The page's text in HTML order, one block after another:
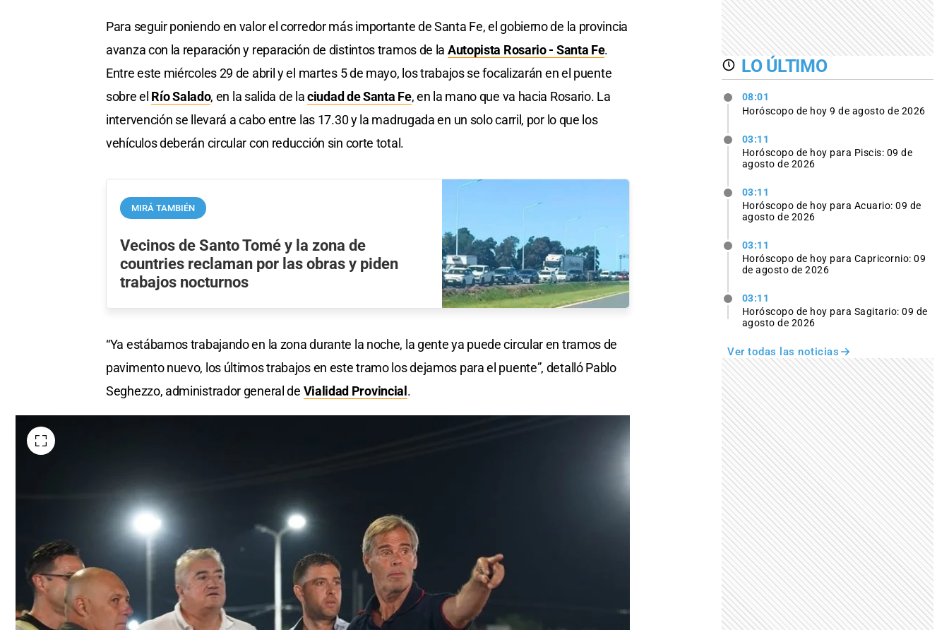
Para seguir poniendo en valor el corredor más importante de Santa Fe, el gobierno de la provincia
avanza con la reparación y reparación de distintos tramos de la Autopista Rosario - Santa Fe.
Entre este miércoles 29 de abril y el martes 5 de mayo, los trabajos se focalizarán en el puente
sobre el Río Salado, en la salida de laciudad de Santa Fe, en la mano que va hacia Rosario. La
intervención se llevará a cabo entre las 17.30 y la madrugada en un solo carril, por lo que los
vehículos deberán circular con reducción sin corte total.
MIRÁ TAMBIÉN
Vecinos de Santo Tomé y la zona de
countries reclaman por las obras y piden
trabajos nocturnos
“Ya estábamos trabajando en la zona durante la noche, la gente ya puede circular en tramos de
pavimento nuevo, los últimos trabajos en este tramo los dejamos para el puente”, detalló Pablo
Seghezzo, administrador general de Vialidad Provincial .
LO ÚLTIMO
08:01
Horóscopo de hoy 9 de agosto de 2026
03:11
Horóscopo de hoy para Piscis: 09 de
agosto de 2026
03:11
Horóscopo de hoy para Acuario: 09 de
agosto de 2026
03:11
Horóscopo de hoy para Capricornio: 09
de agosto de 2026
03:11
Horóscopo de hoy para Sagitario: 09 de
agosto de 2026
Ver todas las noticias